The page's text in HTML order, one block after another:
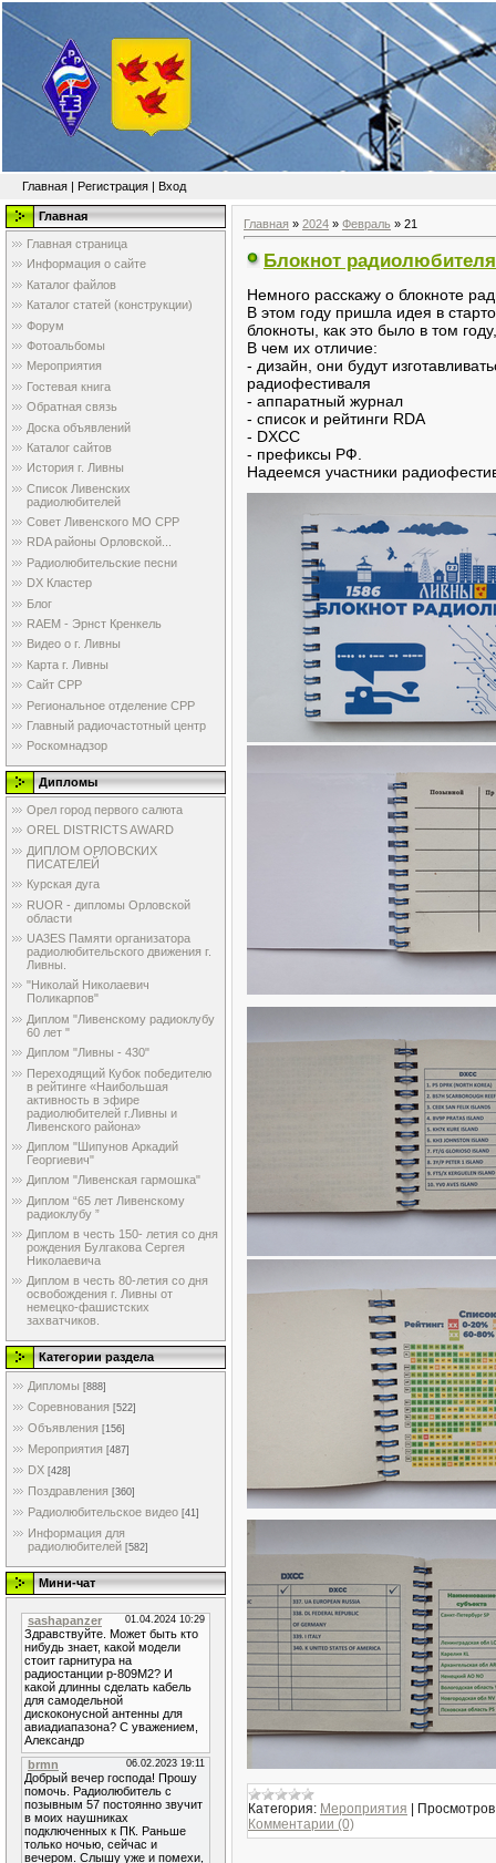
Главная | Регистрация | Вход
Главная
Главная страница
Информация о сайте
Каталог файлов
Каталог статей (конструкции)
Форум
Фотоальбомы
Мероприятия
Гостевая книга
Обратная связь
Доска объявлений
Каталог сайтов
История г. Ливны
Список Ливенских
радиолюбителей
Совет Ливенского МО СРР
RDA районы Орловской...
Радиолюбительские песни
DX Кластер
Блог
RAEM - Эрнст Кренкель
Видео о г. Ливны
Карта г. Ливны
Сайт СРР
Региональное отделение СРР
Главный радиочастотный центр
Роскомнадзор
Дипломы
Орел город первого салюта
OREL DISTRICTS AWARD
ДИПЛОМ ОРЛОВСКИХ
ПИСАТЕЛЕЙ
Курская дуга
RUOR - дипломы Орловской
области
UA3ES Памяти организатора
радиолюбительского движения г.
Ливны.
"Николай Николаевич
Поликарпов"
Диплом "Ливенскому радиоклубу
60 лет "
Диплом "Ливны - 430"
Переходящий Кубок победителю
в рейтинге «Наибольшая
активность в эфире
радиолюбителей г.Ливны и
Ливенского района»
Диплом "Шипунов Аркадий
Георгиевич"
Диплом "Ливенская гармошка"
Диплом “65 лет Ливенскому
радиоклубу ”
Диплом в честь 150- летия со дня
рождения Булгакова Сергея
Николаевича
Диплом в честь 80-летия со дня
освобождения г. Ливны от
немецко-фашистских
захватчиков.
Категории раздела
Дипломы [888]
Соревнования [522]
Объявления [156]
Мероприятия [487]
DX [428]
Поздравления [360]
Радиолюбительское видео [41]
Информация для
радиолюбителей [582]
Мини-чат
Главная » 2024 » Февраль » 21
Блокнот радиолюбителя
Немного расскажу о блокноте
В этом году пришла идея в
блокноты, как это было в том
В чем их отличие:
- дизайн, они будут
радиофестиваля
- аппаратный журнал
- список и рейтинги RDA
- DXCC
- префиксы РФ.
Надеемся участники
Категория: Мероприятия
Комментарии (0)